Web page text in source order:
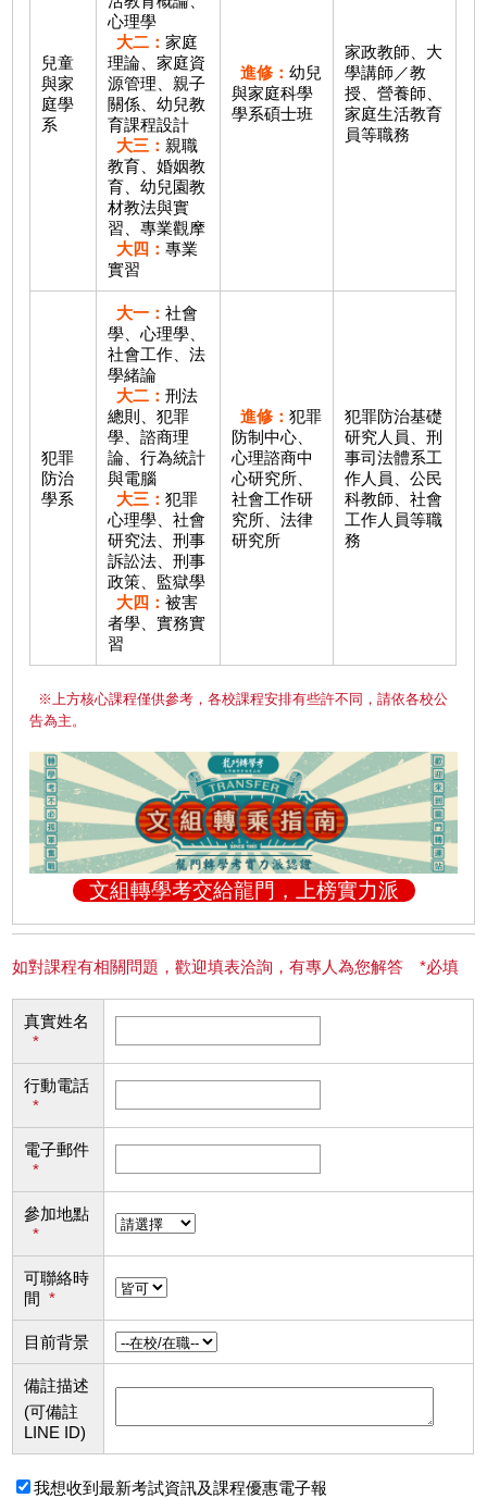
兒童
與家
庭學
系
心理學
大二：家庭
理論、家庭資
源管理、親子
關係、幼兒教
育課程設計
大三： 親職
教育、婚姻教
育、幼兒園教
材教法與實
習、專業觀摩
大四：專業
實習
進修：幼兒
與家庭科學
學系碩士班
家政教師、大
學講師／教
授、營養師、
家庭生活教育
員等職務
犯罪
防治
學系
大一：社會
學、心理學、
社會工作、法
學緒論
大二：刑法
總則、犯罪
學、諮商理
論、行為統計
與電腦
大三：犯罪
心理學、社會
研究法、刑事
訴訟法、刑事
政策、監獄學
大四：被害
者學、實務實
習
進修：犯罪
防制中心、
心理諮商中
心研究所、
社會工作研
究所、法律
研究所
犯罪防治基礎
研究人員、刑
事司法體系工
作人員、公民
科教師、社會
工作人員等職
務
※上方核心課程僅供參考，各校課程安排有些許不同，請依各校公
告為主。
文組轉學考交給龍門，上榜實力派
如對課程有相關問題，歡迎填表洽詢，有專人為您解答 *必填
真實姓名
*
行動電話
*
電子郵件
*
參加地點
*
可聯絡時
間 *
目前背景
備註描述
(可備註
LINE ID)
我想收到最新考試資訊及課程優惠電子報